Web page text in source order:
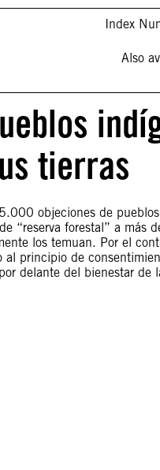
Index
Also
tierras
objeciones de
“reserva forestal” a más
los temuan. Por el
al principio de
delante del bienestar de